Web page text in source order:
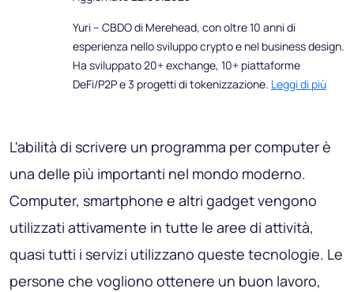
Yuri – CBDO di Merehead, con oltre 10 anni di
esperienza nello sviluppo crypto e nel business design.
Ha sviluppato 20+ exchange, 10+ piattaforme
DeFi/P2P e 3 progetti di tokenizzazione. Leggi di più
L'abilità di scrivere un programma per computer è
una delle più importanti nel mondo moderno.
Computer, smartphone e altri gadget vengono
utilizzati attivamente in tutte le aree di attività,
quasi tutti i servizi utilizzano queste tecnologie. Le
persone che vogliono ottenere un buon lavoro,